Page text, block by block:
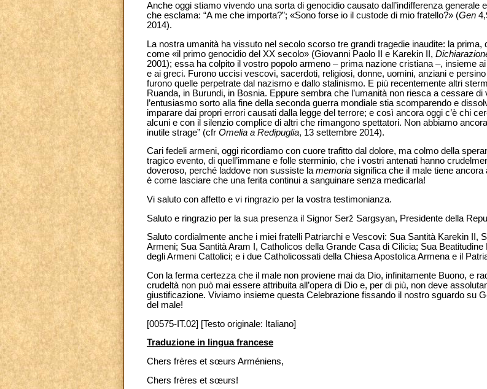
Anche oggi stiamo vivendo una sorta di genocidio causato dall’indifferenza generale
che esclama: “A me che importa?”; «Sono forse io il custode di mio fratello?» (Gen
2014).
La nostra umanità ha vissuto nel secolo scorso tre grandi tragedie inaudite: la
come «il primo genocidio del XX secolo» (Giovanni Paolo II e Karekin II,
2001); essa ha colpito il vostro popolo armeno – prima nazione cristiana –, insieme
e ai greci. Furono uccisi vescovi, sacerdoti, religiosi, donne, uomini, anziani e
furono quelle perpetrate dal nazismo e dallo stalinismo. E più recentemente altri
Ruanda, in Burundi, in Bosnia. Eppure sembra che l’umanità non riesca a cessare
l’entusiasmo sorto alla fine della seconda guerra mondiale stia scomparendo e
imparare dai propri errori causati dalla legge del terrore; e così ancora oggi c’è chi
alcuni e con il silenzio complice di altri che rimangono spettatori. Non abbiamo
inutile strage” (cfr Omelia a Redipuglia, 13 settembre 2014).
Cari fedeli armeni, oggi ricordiamo con cuore trafitto dal dolore, ma colmo della
tragico evento, di quell’immane e folle sterminio, che i vostri antenati hanno
doveroso, perché laddove non sussiste lamemoria significa che il male tiene
è come lasciare che una ferita continui a sanguinare senza medicarla!
Vi saluto con affetto e vi ringrazio per la vostra testimonianza.
Saluto e ringrazio per la sua presenza il Signor Serž Sargsyan, Presidente della
Saluto cordialmente anche i miei fratelli Patriarchi e Vescovi: Sua Santità Karekin II,
Armeni; Sua Santità Aram I, Catholicos della Grande Casa di Cilicia; Sua
degli Armeni Cattolici; e i due Catholicossati della Chiesa Apostolica Armena e il
Con la ferma certezza che il male non proviene mai da Dio, infinitamente Buono, e
crudeltà non può mai essere attribuita all’opera di Dio e, per di più, non deve
giustificazione. Viviamo insieme questa Celebrazione fissando il nostro sguardo su
del male!
[00575-IT.02] [Testo originale: Italiano]
Traduzione in lingua francese
Chers frères et sœurs Arméniens,
Chers frères et sœurs!